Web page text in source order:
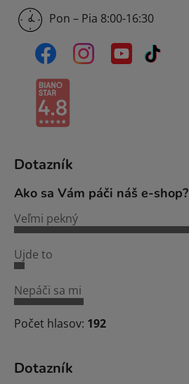
Pon – Pia 8:00-16:30
Dotazník
Ako sa Vám páči náš e-shop?
Veľmi pekný
Ujde to
Nepáči sa mi
Počet hlasov: 192
Dotazník